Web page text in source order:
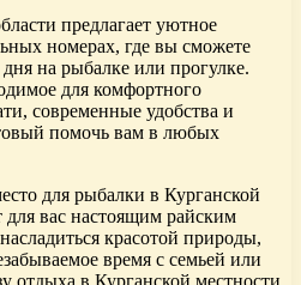
предлагает уютное
номерах, где вы сможете
на рыбалке или прогулке.
для комфортного
современные удобства и
помочь вам в любых
для рыбалки в Курганской
для вас настоящим райским
красотой природы,
время с семьей или
отдыха в Курганской местности